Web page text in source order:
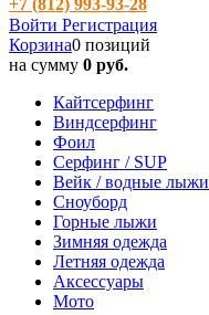
+7 (812) 993-93-28
Войти Регистрация
Корзина0 позиций
на сумму 0 руб.
Кайтсерфинг
Виндсерфинг
Фоил
Серфинг / SUP
Вейк / водные лыжи
Сноуборд
Горные лыжи
Зимняя одежда
Летняя одежда
Аксессуары
Мото